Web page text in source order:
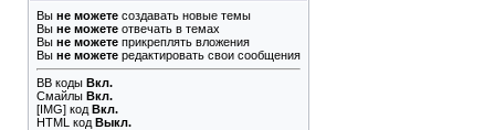
Вы не можете создавать новые темы
Вы не можете отвечать в темах
Вы не можете прикреплять вложения
Вы не можете редактировать свои сообщения
BB коды Вкл.
Смайлы Вкл.
[IMG] код Вкл.
HTML код Выкл.